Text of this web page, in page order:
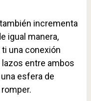
incrementa
igual manera,
una conexión
entre ambos
esfera de